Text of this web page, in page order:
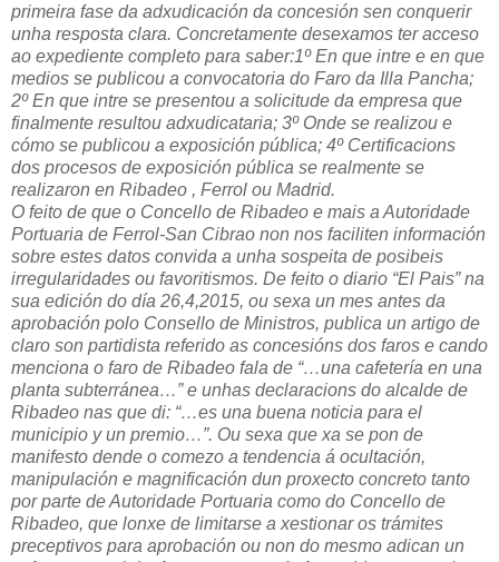
primeira fase da adxudicación da concesión sen conquerir
unha resposta clara. Concretamente desexamos ter acceso
ao expediente completo para saber:1º En que intre e en que
medios se publicou a convocatoria do Faro da Illa Pancha;
2º En que intre se presentou a solicitude da empresa que
finalmente resultou adxudicataria; 3º Onde se realizou e
cómo se publicou a exposición pública; 4º Certificacions
dos procesos de exposición pública se realmente se
realizaron en Ribadeo , Ferrol ou Madrid.
O feito de que o Concello de Ribadeo e mais a Autoridade
Portuaria de Ferrol-San Cibrao non nos faciliten información
sobre estes datos convida a unha sospeita de posibeis
irregularidades ou favoritismos. De feito o diario “El Pais” na
sua edición do día 26,4,2015, ou sexa un mes antes da
aprobación polo Consello de Ministros, publica un artigo de
claro son partidista referido as concesións dos faros e cando
menciona o faro de Ribadeo fala de “…una cafetería en una
planta subterránea…” e unhas declaracions do alcalde de
Ribadeo nas que di: “…es una buena noticia para el
municipio y un premio…”. Ou sexa que xa se pon de
manifesto dende o comezo a tendencia á ocultación,
manipulación e magnificación dun proxecto concreto tanto
por parte de Autoridade Portuaria como do Concello de
Ribadeo, que lonxe de limitarse a xestionar os trámites
preceptivos para aprobación ou non do mesmo adican un